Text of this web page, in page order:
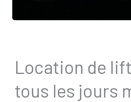
Location de
tous les jours